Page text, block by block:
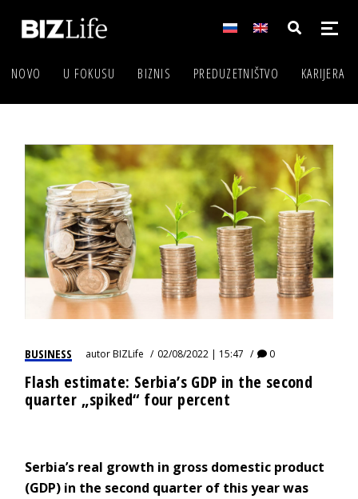
NOVO U FOKUSU BIZNIS PREDUZETNIŠTVO KARIJERA
BUSINESS autorBIZLife 02/08/2022 | 15:47 0
Flash estimate: Serbia’s GDP in the second
quarter „spiked“ four percent
Serbia’s real growth in gross domestic product
(GDP) in the second quarter of this year was